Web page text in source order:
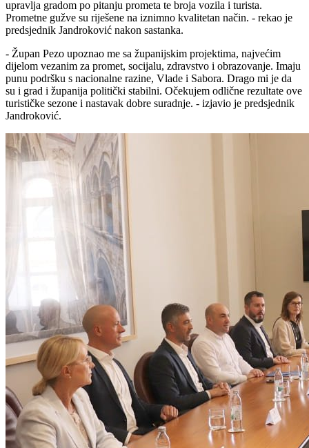
upravlja gradom po pitanju prometa te broja vozila i turista.
Prometne gužve su riješene na iznimno kvalitetan način. - rekao je
predsjednik Jandroković nakon sastanka.
- Župan Pezo upoznao me sa županijskim projektima, najvećim
dijelom vezanim za promet, socijalu, zdravstvo i obrazovanje. Imaju
punu podršku s nacionalne razine, Vlade i Sabora. Drago mi je da
su i grad i županija politički stabilni. Očekujem odlične rezultate ove
turističke sezone i nastavak dobre suradnje. - izjavio je predsjednik
Jandroković.